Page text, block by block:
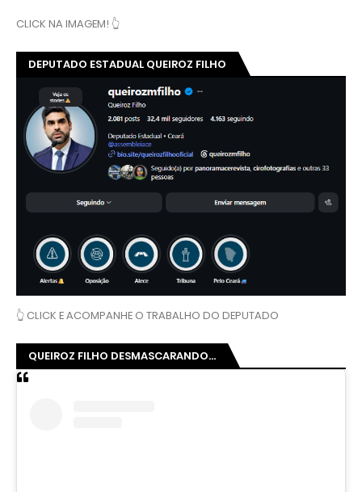
CLICK NA IMAGEM! 👆
DEPUTADO ESTADUAL QUEIROZ FILHO
👆 CLICK E ACOMPANHE O TRABALHO DO DEPUTADO
QUEIROZ FILHO DESMASCARANDO...